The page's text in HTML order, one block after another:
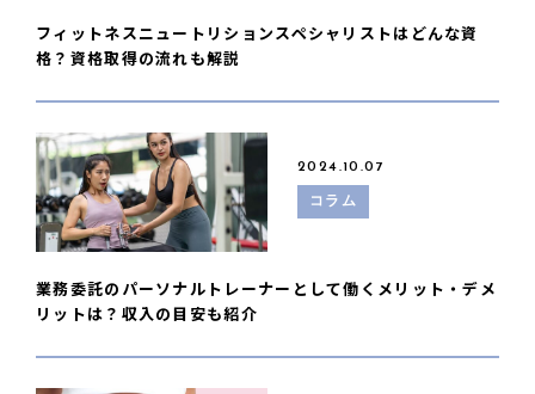
フィットネスニュートリションスペシャリストはどんな資
格？資格取得の流れも解説
2024.10.07
コラム
業務委託のパーソナルトレーナーとして働くメリット・デメ
リットは？収入の目安も紹介